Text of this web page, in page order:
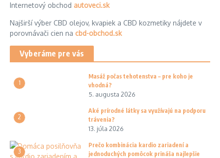
Internetový obchod autoveci.sk
Najširší výber CBD olejov, kvapiek a CBD kozmetiky nájdete v
porovnávači cien na cbd-obchod.sk
Vyberáme pre vás
1
Masáž počas tehotenstva – pre koho je
vhodná?
5. augusta 2026
2
Aké prírodné látky sa využívajú na podporu
trávenia?
13. júla 2026
3
Prečo kombinácia kardio zariadení a
jednoduchých pomôcok prináša najlepšie